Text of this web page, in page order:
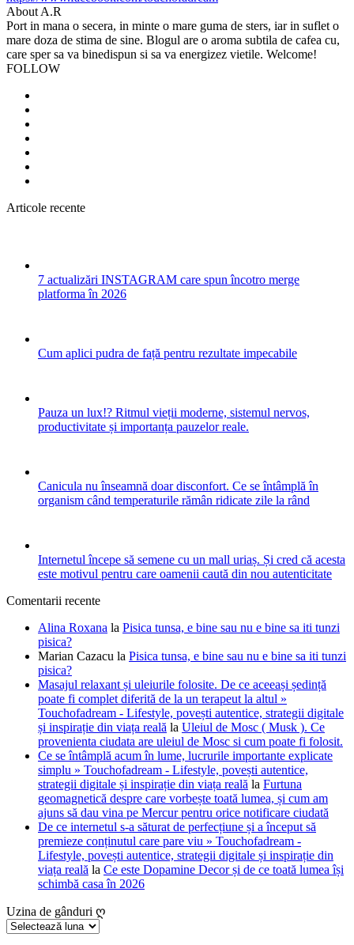
About A.R
Port in mana o secera, in minte o mare guma de sters, iar in suflet o
mare doza de stima de sine. Blogul are o aroma subtila de cafea cu,
care sper sa va binedispun si sa va energizez vietile. Welcome!
FOLLOW
Articole recente
7 actualizări INSTAGRAM care spun încotro merge
platforma în 2026
Cum aplici pudra de față pentru rezultate impecabile
Pauza un lux!? Ritmul vieții moderne, sistemul nervos,
productivitate și importanța pauzelor reale.
Canicula nu înseamnă doar disconfort. Ce se întâmplă în
organism când temperaturile rămân ridicate zile la rând
Internetul începe să semene cu un mall uriaș. Și cred că acesta
este motivul pentru care oamenii caută din nou autenticitate
Comentarii recente
Alina Roxana la Pisica tunsa, e bine sau nu e bine sa iti tunzi
pisica?
Marian Cazacu la Pisica tunsa, e bine sau nu e bine sa iti tunzi
pisica?
Masajul relaxant și uleiurile folosite. De ce aceeași ședință
poate fi complet diferită de la un terapeut la altul »
Touchofadream - Lifestyle, povești autentice, strategii digitale
și inspirație din viața reală la Uleiul de Mosc ( Musk ). Ce
provenienta ciudata are uleiul de Mosc si cum poate fi folosit.
Ce se întâmplă acum în lume, lucrurile importante explicate
simplu » Touchofadream - Lifestyle, povești autentice,
strategii digitale și inspirație din viața reală la Furtuna
geomagnetică despre care vorbește toată lumea, și cum am
ajuns să dau vina pe Mercur pentru orice notificare ciudată
De ce internetul s-a săturat de perfecțiune și a început să
premieze conținutul care pare viu » Touchofadream -
Lifestyle, povești autentice, strategii digitale și inspirație din
viața reală la Ce este Dopamine Decor și de ce toată lumea își
schimbă casa în 2026
Uzina de gânduri ღ
Uzina